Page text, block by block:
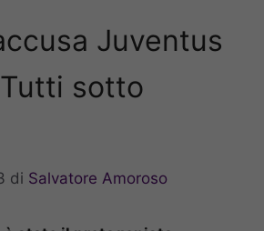
Juventus
sotto
di Salvatore Amoroso